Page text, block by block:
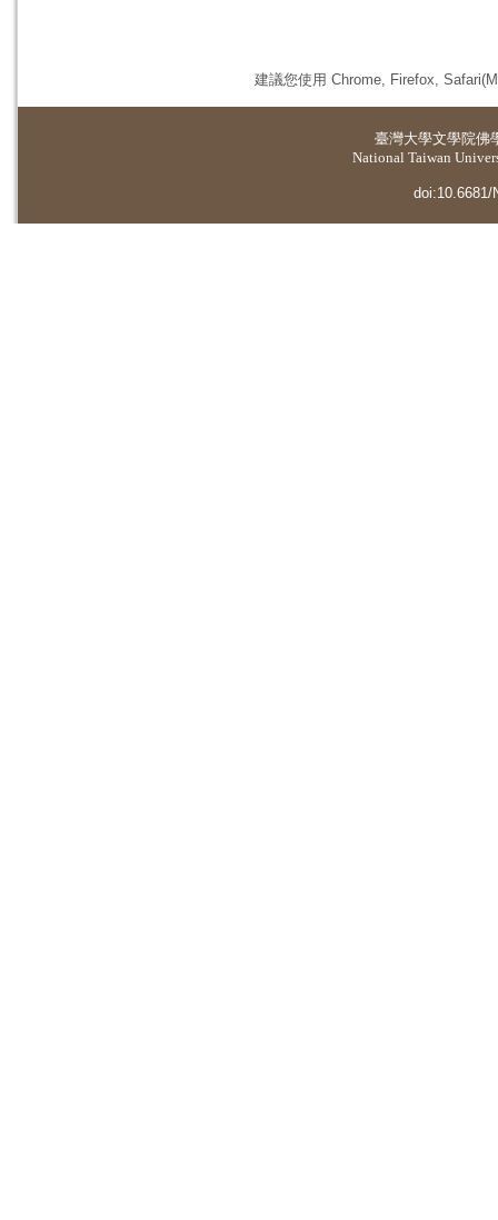
建議您使用 Chrome, Firefox,
臺灣大學文學院佛
National Taiwan
doi:10.6681/